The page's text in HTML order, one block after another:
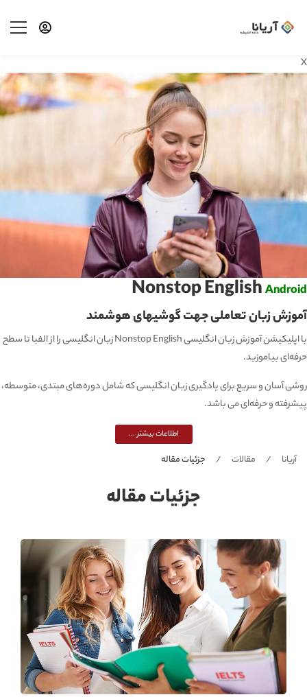
X
Nonstop EnglishAndroid
آموزش زبان تعاملی جهت گوشیهای هوشمند
با اپلیکیشن آموزش زبان انگلیسی Nonstop English زبان انگلیسی را از الفبا تا سطح
حرفه‌ای بیاموزید.
روشی آسان و سریع برای یادگیری زبان انگلیسی که شامل دوره‌های مبتدی، متوسطه،
پیشرفته و حرفه‌ای می باشد.
اطلاعات بیشتر ...
جزئیات مقاله
آریانا مقالات جزئیات مقاله